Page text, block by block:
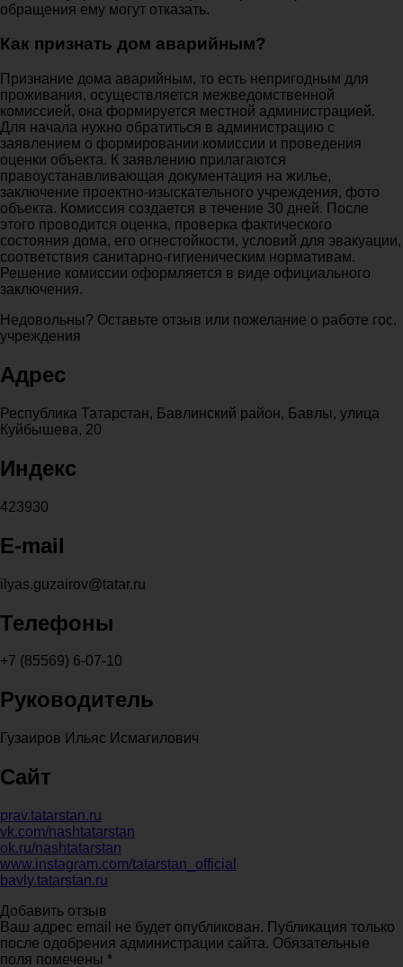
обращения ему могут отказать.
Как признать дом аварийным?
Признание дома аварийным, то есть непригодным для
проживания, осуществляется межведомственной
комиссией, она формируется местной администрацией.
Для начала нужно обратиться в администрацию с
заявлением о формировании комиссии и проведения
оценки объекта. К заявлению прилагаются
правоустанавливающая документация на жилье,
заключение проектно-изыскательного учреждения, фото
объекта. Комиссия создается в течение 30 дней. После
этого проводится оценка, проверка фактического
состояния дома, его огнестойкости, условий для эвакуации,
соответствия санитарно-гигиеническим нормативам.
Решение комиссии оформляется в виде официального
заключения.
Недовольны? Оставьте отзыв или пожелание о работе гос.
учреждения
Адрес
Республика Татарстан, Бавлинский район, Бавлы, улица
Куйбышева, 20
Индекс
423930
E-mail
ilyas.guzairov@tatar.ru
Телефоны
+7 (85569) 6-07-10
Руководитель
Гузаиров Ильяс Исмагилович
Сайт
prav.tatarstan.ru
vk.com/nashtatarstan
ok.ru/nashtatarstan
www.instagram.com/tatarstan_official
bavly.tatarstan.ru
Добавить отзыв
Ваш адрес email не будет опубликован. Публикация только
после одобрения администрации сайта. Обязательные
поля помечены *